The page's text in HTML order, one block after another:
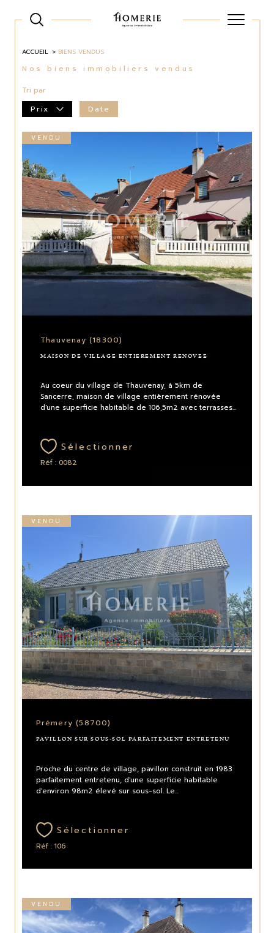
ACCUEIL BIENS VENDUS
Nos biens immobiliers vendus
Tri par
Prix
Date
Thauvenay (18300)
MAISON DE VILLAGE ENTIEREMENT RENOVEE
Au coeur du village de Thauvenay, à 5km de
Sancerre, maison de village entièrement rénovée
d'une superficie habitable de 106,5m2 avec terrasses...
Sélectionner
Réf : 0082
VENDU
Prémery (58700)
PAVILLON SUR SOUS-SOL PARFAITEMENT ENTRETENU
Proche du centre de village, pavillon construit en 1983
parfaitement entretenu, d'une superficie habitable
d'environ 98m2 élevé sur sous-sol. Le...
Sélectionner
Réf : 106
VENDU
VENDU